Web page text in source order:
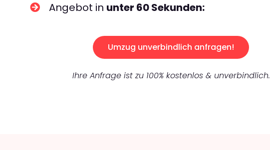
Angebot in unter 60 Sekunden:
Umzug unverbindlich anfragen!
Ihre Anfrage ist zu 100% kostenlos & unverbindlich.